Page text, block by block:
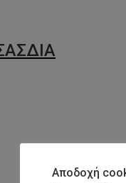
Αποδοχή